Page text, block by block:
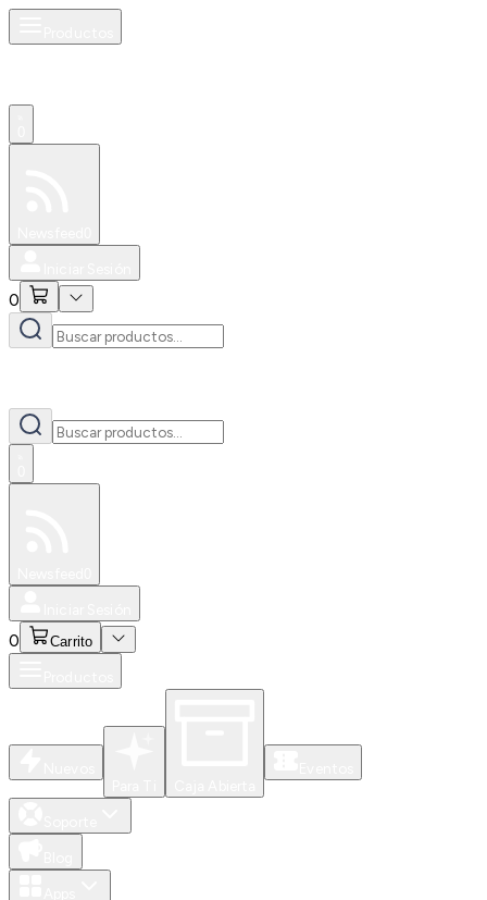
0
0 Carrito